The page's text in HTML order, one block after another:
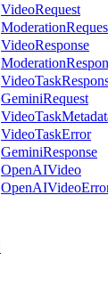
VideoRequest
VideoResponse
GeminiRequest
VideoTaskError
GeminiResponse
OpenAIVideo